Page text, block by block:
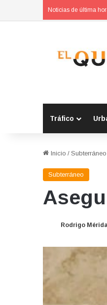
Noticias de última
Tráfico
Inicio / Subterráneo
Subterráneo
Rodrigo